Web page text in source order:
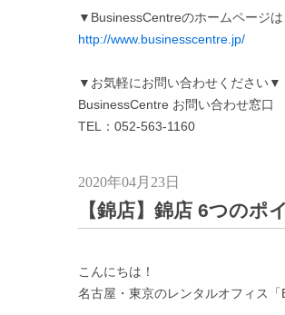
▼BusinessCentreのホームページ
http://www.businesscentre.jp/
▼お気軽にお問い合わせください▼
BusinessCentre お問い合わせ窓口
TEL：052-563-1160
2020年04月23日
【錦店】錦店 6つのポ
こんにちは！
名古屋・東京のレンタルオフィス